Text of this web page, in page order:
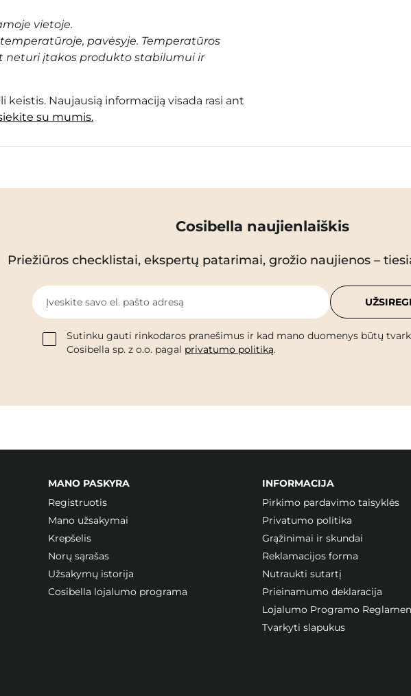
vietoje.
pavėsyje. Temperatūros
neturi įtakos produkto stabilumui ir
Naujausią informaciją visada rasi ant
su mumis.
Cosibella naujienlaiškis
Priežiūros checklistai, ekspertų patarimai, grožio naujienos –
Įveskite savo el. pašto adresą
Sutinku gauti rinkodaros pranešimus ir kad mano duomenys būtų
Cosibella sp. z o.o. pagal privatumo politiką.
MANO PASKYRA
Registruotis
Mano užsakymai
Krepšelis
Norų sąrašas
Užsakymų istorija
Cosibella lojalumo programa
INFORMACIJA
Pirkimo pardavimo taisyklės
Privatumo politika
Grąžinimai ir skundai
Reklamacijos forma
Nutraukti sutartį
Prieinamumo deklaracija
Lojalumo Programo
Tvarkyti slapukus